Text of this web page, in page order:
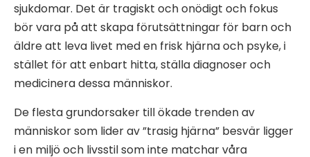
sjukdomar. Det är tragiskt och onödigt och fokus
bör vara på att skapa förutsättningar för barn och
äldre att leva livet med en frisk hjärna och psyke, i
stället för att enbart hitta, ställa diagnoser och
medicinera dessa människor.
De flesta grundorsaker till ökade trenden av
människor som lider av ”trasig hjärna” besvär ligger
i en miljö och livsstil som inte matchar våra